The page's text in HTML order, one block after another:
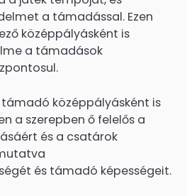
a támadással. Ezen
középpályásként is
a támadások
támadó középpályásként is
a szerepben ő felelős a
és a csatárok
és támadó képességeit.